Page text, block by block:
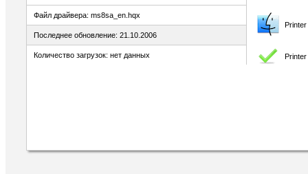
Файл драйвера: ms8sa_en.hqx
Последнее обновление: 21.10.2006
Количество загрузок: нет данных